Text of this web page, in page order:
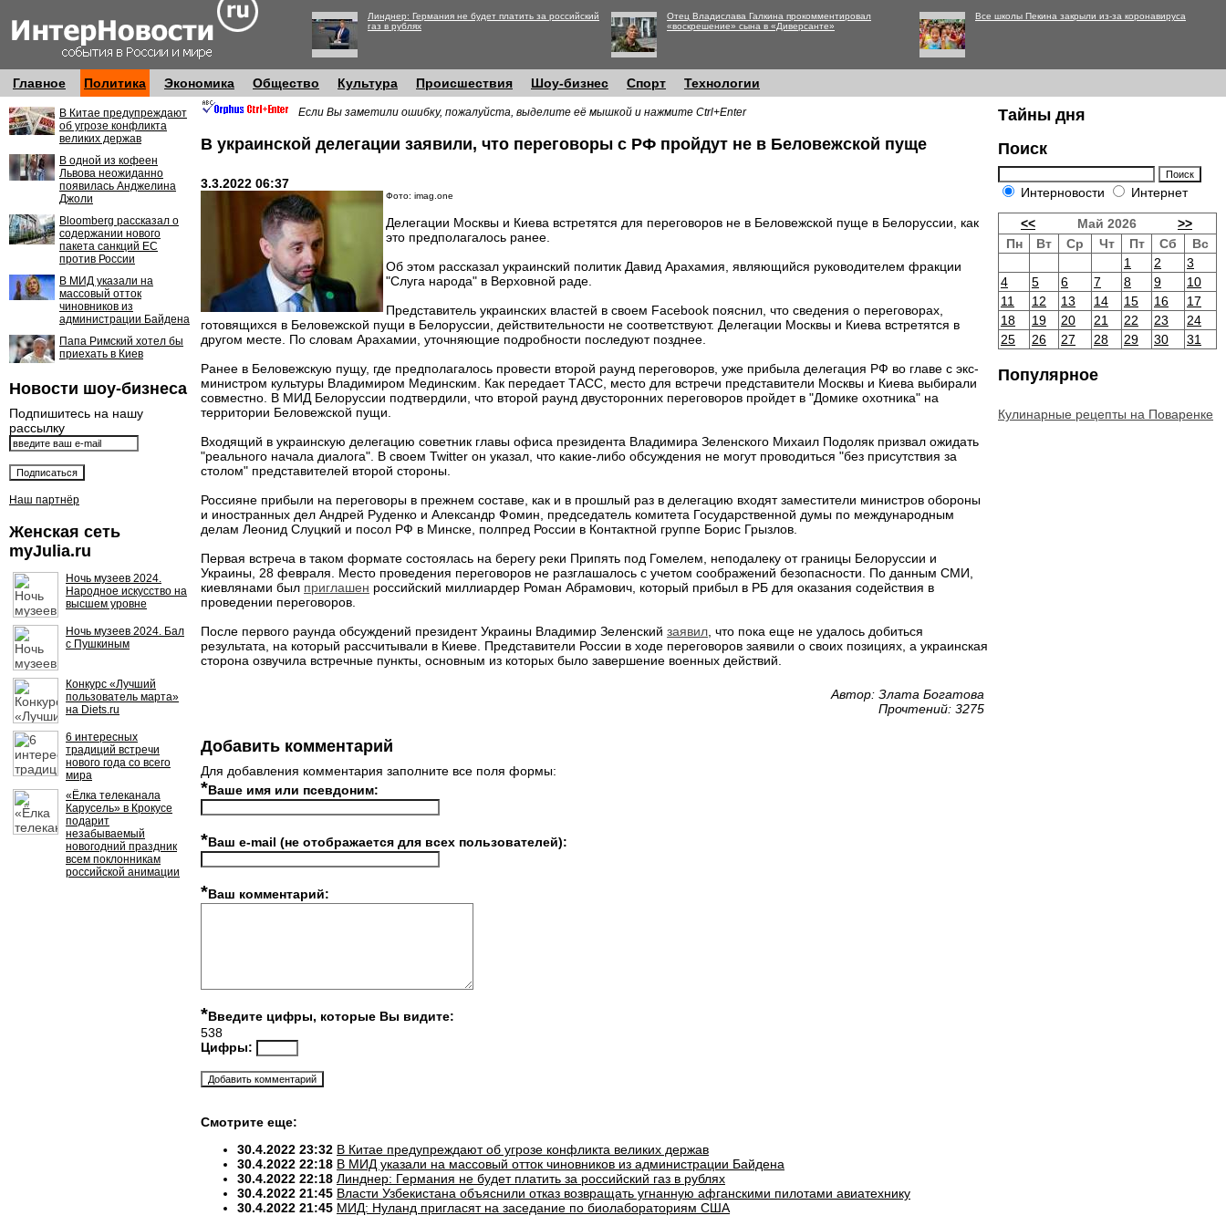
Линднер: Германия не будет платить за российский
газ в рублях
Отец Владислава Галкина прокомментировал
«воскрешение» сына в «Диверсанте»
Все школы Пекина закрыли из-за коронавируса
Главное Политика Экономика Общество Культура Происшествия Шоу-бизнес Спорт Технологии
В Китае предупреждают
об угрозе конфликта
великих держав
В одной из кофеен
Львова неожиданно
появилась Анджелина
Джоли
Bloomberg рассказал о
содержании нового
пакета санкций ЕС
против России
В МИД указали на
массовый отток
чиновников из
администрации Байдена
Папа Римский хотел бы
приехать в Киев
Новости шоу-бизнеса
Подпишитесь на нашу
рассылку
Наш партнёр
Женская сеть
myJulia.ru
Ночь музеев 2024.
Народное искусство на
высшем уровне
Ночь музеев 2024. Бал
с Пушкиным
Конкурс «Лучший
пользователь марта»
на Diets.ru
6 интересных
традиций встречи
нового года со всего
мира
«Ёлка телеканала
Карусель» в Крокусе
подарит
незабываемый
новогодний праздник
всем поклонникам
российской анимации
Если Вы заметили ошибку, пожалуйста, выделите её мышкой и нажмите Ctrl+Enter
В украинской делегации заявили, что переговоры с РФ пройдут не в Беловежской пуще
3.3.2022 06:37
Фото: imag.one
Делегации Москвы и Киева встретятся для переговоров не в Беловежской пуще в Белоруссии, как
это предполагалось ранее.
Об этом рассказал украинский политик Давид Арахамия, являющийся руководителем фракции
"Слуга народа" в Верховной раде.
Представитель украинских властей в своем Facebook пояснил, что сведения о переговорах,
готовящихся в Беловежской пущи в Белоруссии, действительности не соответствуют. Делегации Москвы и Киева встретятся в
другом месте. По словам Арахамии, уточняющие подробности последуют позднее.
Ранее в Беловежскую пущу, где предполагалось провести второй раунд переговоров, уже прибыла делегация РФ во главе с экс-
министром культуры Владимиром Мединским. Как передает ТАСС, место для встречи представители Москвы и Киева выбирали
совместно. В МИД Белоруссии подтвердили, что второй раунд двусторонних переговоров пройдет в "Домике охотника" на
территории Беловежской пущи.
Входящий в украинскую делегацию советник главы офиса президента Владимира Зеленского Михаил Подоляк призвал ожидать
"реального начала диалога". В своем Twitter он указал, что какие-либо обсуждения не могут проводиться "без присутствия за
столом" представителей второй стороны.
Россияне прибыли на переговоры в прежнем составе, как и в прошлый раз в делегацию входят заместители министров обороны
и иностранных дел Андрей Руденко и Александр Фомин, председатель комитета Государственной думы по международным
делам Леонид Слуцкий и посол РФ в Минске, полпред России в Контактной группе Борис Грызлов.
Первая встреча в таком формате состоялась на берегу реки Припять под Гомелем, неподалеку от границы Белоруссии и
Украины, 28 февраля. Место проведения переговоров не разглашалось с учетом соображений безопасности. По данным СМИ,
киевлянами был приглашен российский миллиардер Роман Абрамович, который прибыл в РБ для оказания содействия в
проведении переговоров.
После первого раунда обсуждений президент Украины Владимир Зеленский заявил , что пока еще не удалось добиться
результата, на который рассчитывали в Киеве. Представители России в ходе переговоров заявили о своих позициях, а украинская
сторона озвучила встречные пункты, основным из которых было завершение военных действий.
Автор: Злата Богатова
Прочтений: 3275
Добавить комментарий
Для добавления комментария заполните все поля формы:
*Ваше имя или псевдоним:
*Ваш e-mail (не отображается для всех пользователей):
*Ваш комментарий:
*Введите цифры, которые Вы видите:
538
Цифры:
Смотрите еще:
30.4.2022 23:32 В Китае предупреждают об угрозе конфликта великих держав
30.4.2022 22:18 В МИД указали на массовый отток чиновников из администрации Байдена
30.4.2022 22:18 Линднер: Германия не будет платить за российский газ в рублях
30.4.2022 21:45 Власти Узбекистана объяснили отказ возвращать угнанную афганскими пилотами авиатехнику
30.4.2022 21:45 МИД: Нуланд пригласят на заседание по биолабораториям США
Тайны дня
Поиск
Интерновости Интернет
<< Май 2026
>>
Пн
Вт Ср Чт Пт Сб
Вс
1
2
3
4
5 6 7 8 9
10
11
12 13 14 15 16
17
18
19 20 21 22 23
24
25
26 27 28 29 30 31
Популярное
Кулинарные рецепты на Поваренке